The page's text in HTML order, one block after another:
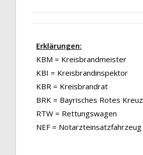
Erklärungen:
KBM = Kreisbrandmeister
KBI = Kreisbrandinspektor
KBR = Kreisbrandrat
BRK = Bayrisches Rotes Kreuz
RTW = Rettungswagen
NEF = Notarzteinsatzfahrzeug